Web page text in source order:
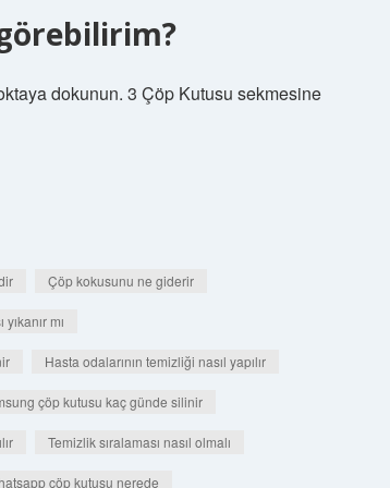
dokunun. 3 Çöp Kutusu sekmesine
Çöp kokusunu ne giderir
mı
Hasta odalarının temizliği nasıl yapılır
çöp kutusu kaç günde silinir
Temizlik sıralaması nasıl olmalı
çöp kutusu nerede